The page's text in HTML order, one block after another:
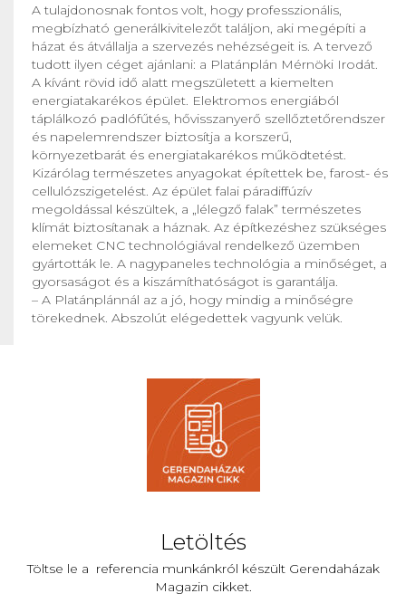
A tulajdonosnak fontos volt, hogy professzionális,
megbízható generálkivitelezőt találjon, aki megépíti a
házat és átvállalja a szervezés nehézségeit is. A tervező
tudott ilyen céget ajánlani: a Platánplán Mérnöki Irodát.
A kívánt rövid idő alatt megszületett a kiemelten
energiatakarékos épület. Elektromos energiából
táplálkozó padlófűtés, hővisszanyerő szellőztetőrendszer
és napelemrendszer biztosítja a korszerű,
környezetbarát és energiatakarékos működtetést.
Kizárólag természetes anyagokat építettek be, farost- és
cellulózszigetelést. Az épület falai páradiffúzív
megoldással készültek, a „lélegző falak” természetes
klímát biztosítanak a háznak. Az építkezéshez szükséges
elemeket CNC technológiával rendelkező üzemben
gyártották le. A nagypaneles technológia a minőséget, a
gyorsaságot és a kiszámíthatóságot is garantálja.
– A Platánplánnál az a jó, hogy mindig a minőségre
törekednek. Abszolút elégedettek vagyunk velük.
Letöltés
Töltse le a referencia munkánkról készült Gerendaházak
Magazin cikket.